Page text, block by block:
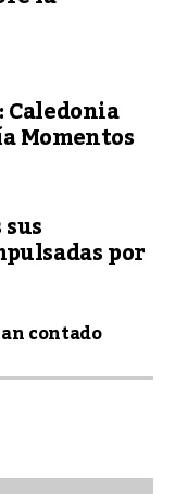
Momentos
por
contado